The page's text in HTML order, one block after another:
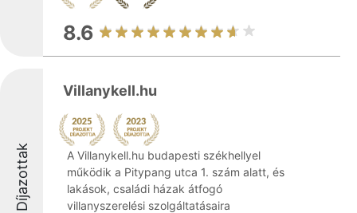
8.6
Díjazottak
Villanykell.hu
A Villanykell.hu budapesti székhellyel
működik a Pitypang utca 1. szám alatt, és
lakások, családi házak átfogó
villanyszerelési szolgáltatásaira